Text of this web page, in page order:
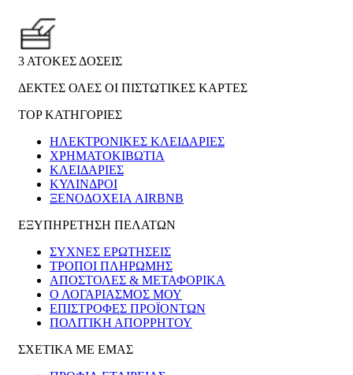
3 ΑΤΟΚΕΣ ΔΟΣΕΙΣ
ΔΕΚΤΕΣ ΟΛΕΣ ΟΙ ΠΙΣΤΩΤΙΚΕΣ ΚΑΡΤΕΣ
TOP ΚΑΤΗΓΟΡΙΕΣ
ΗΛΕΚΤΡΟΝΙΚΈΣ ΚΛΕΙΔΑΡΙΈΣ
ΧΡΗΜΑΤΟΚΙΒΏΤΙΑ
ΚΛΕΙΔΑΡΙΈΣ
ΚΎΛΙΝΔΡΟΙ
ΞΕΝΟΔΟΧΕΊΑ AIRBNB
ΕΞΥΠΗΡΕΤΗΣΗ ΠΕΛΑΤΩΝ
ΣΥΧΝΕΣ ΕΡΩΤΗΣΕΙΣ
ΤΡΟΠΟΙ ΠΛΗΡΩΜΗΣ
ΑΠΟΣΤΟΛΕΣ & ΜΕΤΑΦΟΡΙΚΑ
Ο ΛΟΓΑΡΙΑΣΜΟΣ ΜΟΥ
ΕΠΙΣΤΡΟΦΕΣ ΠΡΟΪΟΝΤΩΝ
ΠΟΛΙΤΙΚΗ ΑΠΟΡΡΗΤΟΥ
ΣΧΕΤΙΚΑ ΜΕ ΕΜΑΣ